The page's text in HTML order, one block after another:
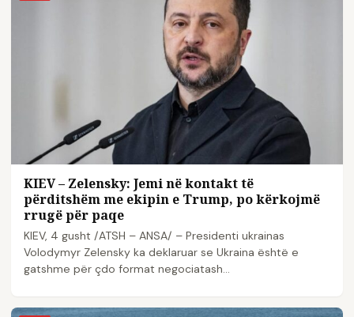
KIEV – Zelensky: Jemi në kontakt të
përditshëm me ekipin e Trump, po kërkojmë
rrugë për paqe
KIEV, 4 gusht /ATSH – ANSA/ – Presidenti ukrainas
Volodymyr Zelensky ka deklaruar se Ukraina është e
gatshme për çdo format negociatash…